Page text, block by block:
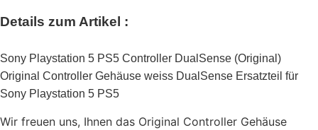
Details zum Artikel :
Sony Playstation 5 PS5 Controller DualSense (Original)
Original Controller Gehäuse weiss DualSense Ersatzteil für
Sony Playstation 5 PS5
Wir freuen uns, Ihnen das Original Controller Gehäuse